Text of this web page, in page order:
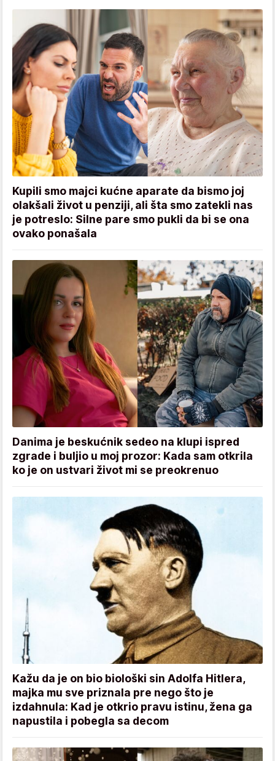
Kupili smo majci kućne aparate da bismo joj
olakšali život u penziji, ali šta smo zatekli nas
je potreslo: Silne pare smo pukli da bi se ona
ovako ponašala
Danima je beskućnik sedeo na klupi ispred
zgrade i buljio u moj prozor: Kada sam otkrila
ko je on ustvari život mi se preokrenuo
Kažu da je on bio biološki sin Adolfa Hitlera,
majka mu sve priznala pre nego što je
izdahnula: Kad je otkrio pravu istinu, žena ga
napustila i pobegla sa decom